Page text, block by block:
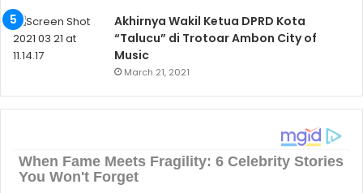
Akhirnya Wakil Ketua DPRD Kota
“Talucu” di Trotoar Ambon City of
Music
March 21, 2021